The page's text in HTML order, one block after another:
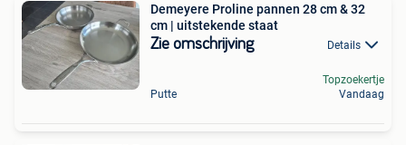
Demeyere Proline pannen 28 cm & 32
cm | uitstekende staat
Zie omschrijving Details
Putte
Topzoekertje
Vandaag